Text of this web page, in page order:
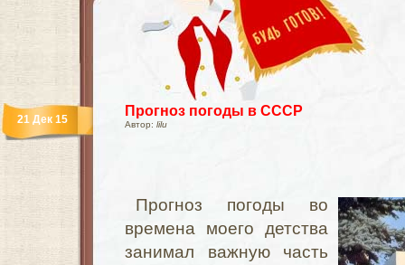
Прогноз погоды в СССР
Автор: lilu
21 Дек 15
Прогноз погоды во
времена моего детства
занимал важную часть